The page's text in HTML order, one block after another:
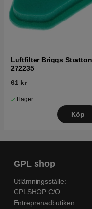
Luftfilter Briggs Stratton
272235
61 kr
I lager
Köp
GPL shop
Utlämningsställe:
GPLSHOP C/O
Entreprenadbutiken